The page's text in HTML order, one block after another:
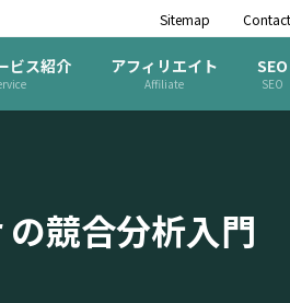
Sitemap Contact
ビス紹介 アフィリエイト
Affiliate
SEO
SEO
競合分析入門